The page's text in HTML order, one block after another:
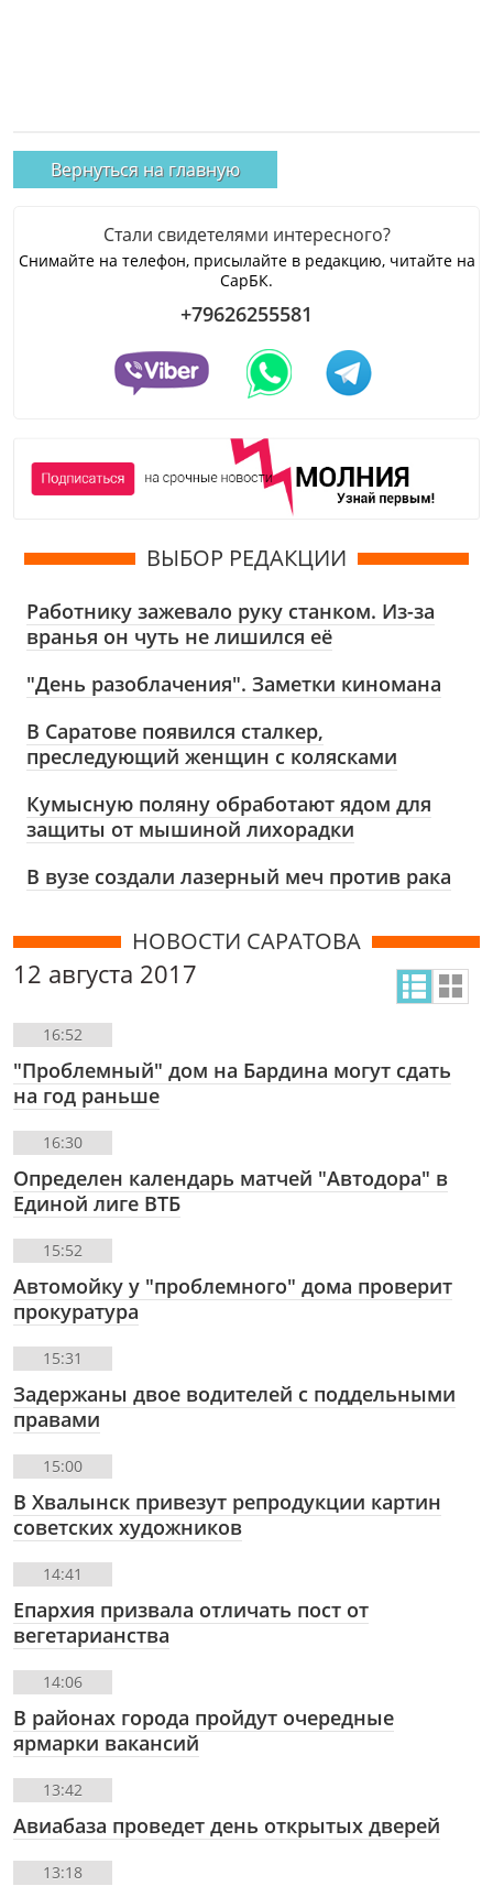
Вернуться на главную
Стали свидетелями интересного?
Снимайте на телефон, присылайте в редакцию, читайте на
СарБК.
+79626255581
ВЫБОР РЕДАКЦИИ
Работнику зажевало руку станком. Из-за
вранья он чуть не лишился её
"День разоблачения". Заметки киномана
В Саратове появился сталкер,
преследующий женщин с колясками
Кумысную поляну обработают ядом для
защиты от мышиной лихорадки
В вузе создали лазерный меч против рака
НОВОСТИ САРАТОВА
12 августа 2017
16:52
"Проблемный" дом на Бардина могут сдать
на год раньше
16:30
Определен календарь матчей "Автодора" в
Единой лиге ВТБ
15:52
Автомойку у "проблемного" дома проверит
прокуратура
15:31
Задержаны двое водителей с поддельными
правами
15:00
В Хвалынск привезут репродукции картин
советских художников
14:41
Епархия призвала отличать пост от
вегетарианства
14:06
В районах города пройдут очередные
ярмарки вакансий
13:42
Авиабаза проведет день открытых дверей
13:18